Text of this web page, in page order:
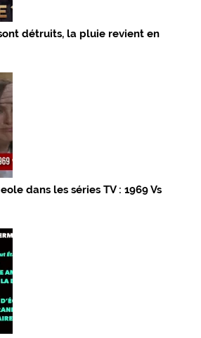
détruits, la pluie revient en
dans les séries TV : 1969 Vs